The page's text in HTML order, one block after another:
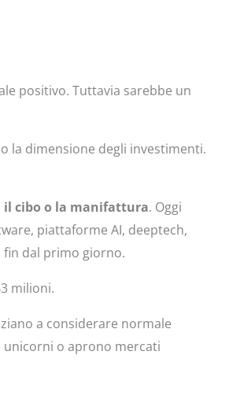
positivo. Tuttavia sarebbe un
la dimensione degli investimenti.
il cibo o la manifattura. Oggi
piattaforme AI, deeptech,
dal primo giorno.
milioni.
a considerare normale
unicorni o aprono mercati